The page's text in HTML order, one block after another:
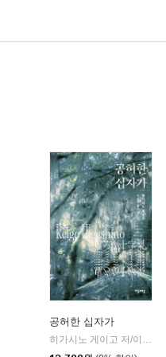
공허한 십자가
히가시노 게이고 저/이선희 역